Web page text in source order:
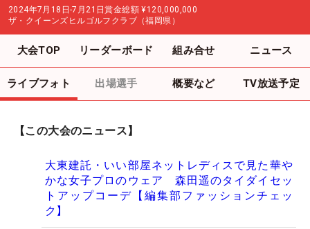
2024年7月18日-7月21日賞金総額 ¥120,000,000
ザ・クイーンズヒルゴルフクラブ（福岡県）
大会TOP リーダーボード 組み合せ ニュース
ライブフォト 出場選手 概要など TV放送予定
【この大会のニュース】
大東建託・いい部屋ネットレディスで見た華や
かな女子プロのウェア 森田遥のタイダイセッ
トアップコーデ【編集部ファッションチェッ
ク】